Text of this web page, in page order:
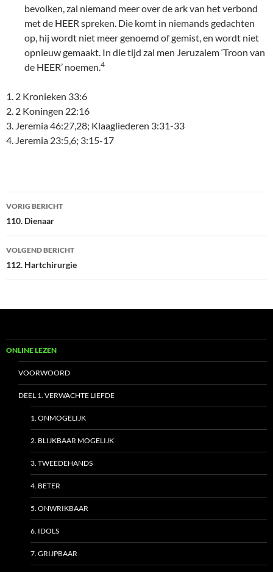
bevolken, zal niemand meer over de ark van het verbond
met de HEER spreken. Die komt in niemands gedachten
op, hij wordt niet meer genoemd of gemist, en wordt niet
opnieuw gemaakt. In die tijd zal men Jeruzalem ‘Troon van
de HEER’ noemen.4
1. 2 Kronieken 33:6
2. 2 Koningen 22:16
3. Jeremia 46:27,28; Klaagliederen 3:31-33
4. Jeremia 23:5,6; 3:15-17
Bericht
navigatie
VORIG BERICHT
110. Dienaar
VOLGEND BERICHT
112. Hartchirurgie
ONLINE LEZEN
VOORWOORD
DEEL 1. VERWACHTE LIEFDE
1. ONMOGELIJK
2. BLIJKBAAR MOGELIJK
3. TWEEDEHANDS
4. BETER
5. ONWRIKBAAR
6. IDOLS
7. GRIJPBAAR